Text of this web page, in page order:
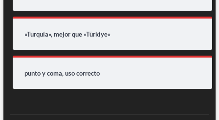
«Turquía», mejor que «Türkiye»
punto y coma, uso correcto